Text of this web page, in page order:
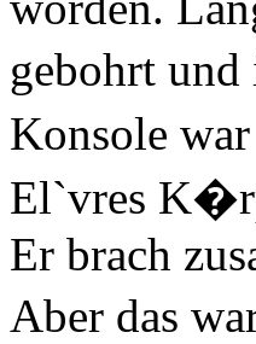
gebohrt
Konsole
El`vres
Er brach
Aber das